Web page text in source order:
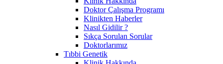
Doktor Çalışma Programı
Klinikten Haberler
Nasıl Gidilir ?
Sıkça Sorulan Sorular
Doktorlarımız
Tıbbi Genetik